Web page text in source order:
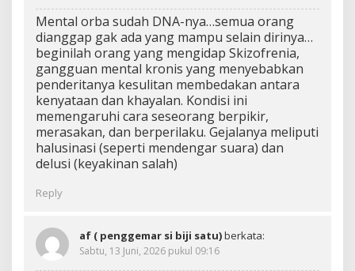
Mental orba sudah DNA-nya…semua orang
dianggap gak ada yang mampu selain dirinya…
beginilah orang yang mengidap Skizofrenia,
gangguan mental kronis yang menyebabkan
penderitanya kesulitan membedakan antara
kenyataan dan khayalan. Kondisi ini
memengaruhi cara seseorang berpikir,
merasakan, dan berperilaku. Gejalanya meliputi
halusinasi (seperti mendengar suara) dan
delusi (keyakinan salah)
Reply
af ( penggemar si biji satu)berkata:
Sabtu, 13 Juni, 2026 pukul 09:16